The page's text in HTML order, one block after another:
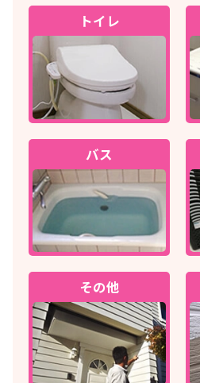
トイレ
バス
その他